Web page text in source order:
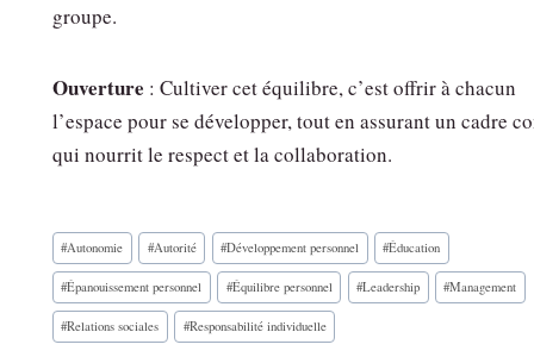
groupe.
Ouverture : Cultiver cet équilibre, c’est offrir à chacun
l’espace pour se développer, tout en assurant un cadre
qui nourrit le respect et la collaboration.
Étiquettes
de
la
publication :
#Autonomie #Autorité #Développement personnel #Éducation
#Épanouissement personnel #Équilibre personnel #Leadership #Management
#Relations sociales #Responsabilité individuelle